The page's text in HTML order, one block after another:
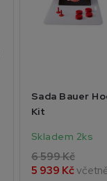
Sada Bauer
Kit
Skladem 2ks
6 599 Kč
5 939 Kč